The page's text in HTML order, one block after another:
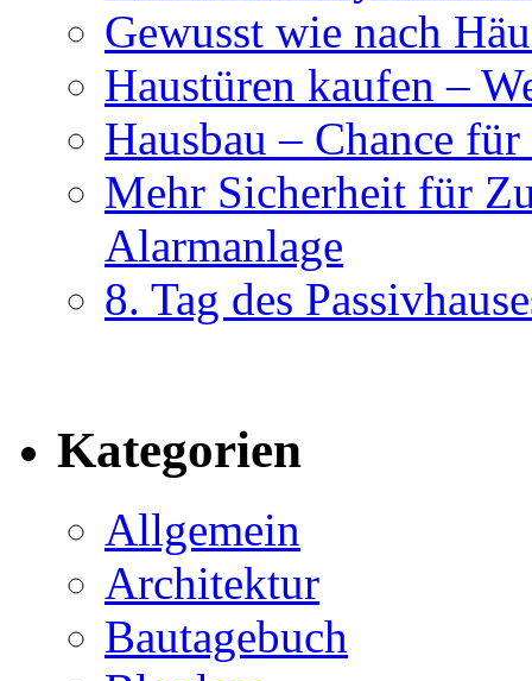
Gewusst wie nach
Haustüren kaufen –
Hausbau – Chance
Mehr Sicherheit für
Alarmanlage
8. Tag des
Kategorien
Allgemein
Architektur
Bautagebuch